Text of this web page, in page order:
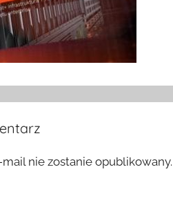
nie zostanie opublikowany.